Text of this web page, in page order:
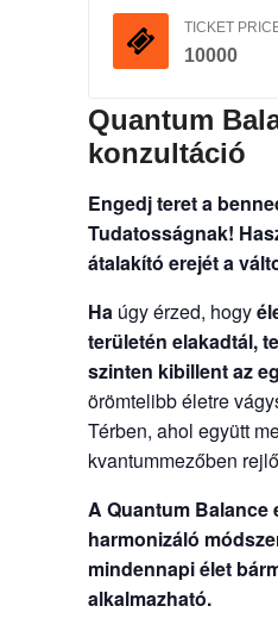
TICKET
10000
Quantum
konzultáció
Engedj teret a
Tudatosságnak!
átalakító erejét a
Haúgy érzed, hogy
területén elakadtál,
szinten kibillent az
örömtelibb életre
Térben, ahol együtt
kvantummezőben
A Quantum Balance
harmonizáló
mindennapi élet
alkalmazható.